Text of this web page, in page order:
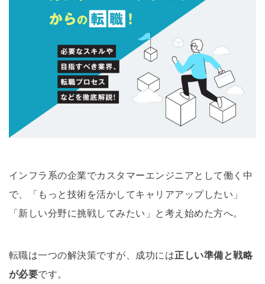
インフラ系の企業でカスタマーエンジニアとして働く中
で、「もっと技術を活かしてキャリアアップしたい」
「新しい分野に挑戦してみたい」と考え始めた方へ。
転職は一つの解決策ですが、成功には正しい準備と戦略
が必要です。